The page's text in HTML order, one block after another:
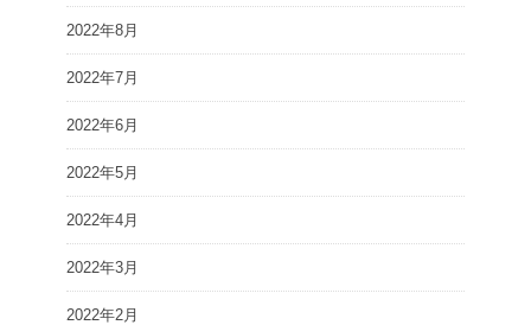
2022年8月
2022年7月
2022年6月
2022年5月
2022年4月
2022年3月
2022年2月